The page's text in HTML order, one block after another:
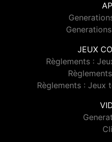
JEUX
Règlements :
Règlements : Jeux